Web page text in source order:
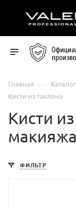
Главная — Каталог
Кисти из таклона
Кисти
макияжа
ФИЛЬТР